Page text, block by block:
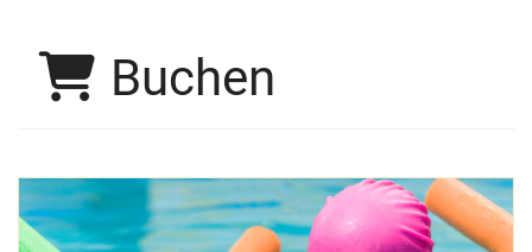
Buchen